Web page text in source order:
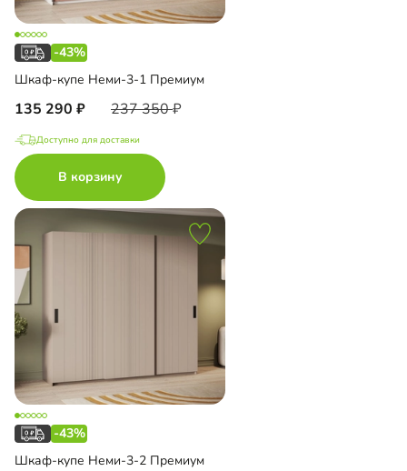
-43%
Шкаф-купе Неми-3-1 Премиум
135 290 237 350
Доступно для доставки
В корзину
-43%
Шкаф-купе Неми-3-2 Премиум